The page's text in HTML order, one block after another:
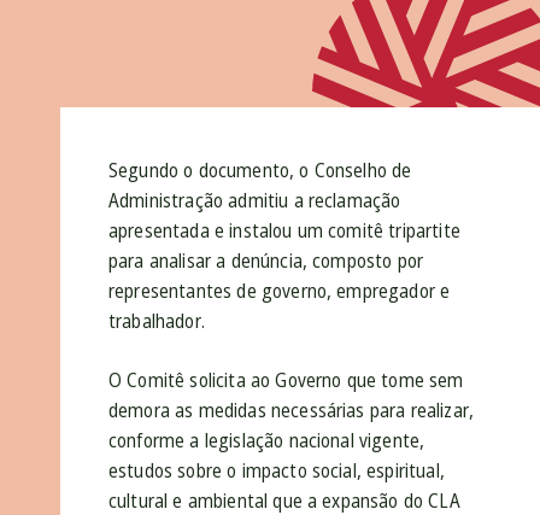
Segundo o documento, o Conselho de
Administração admitiu a reclamação
apresentada e instalou um comitê tripartite
para analisar a denúncia, composto por
representantes de governo, empregador e
trabalhador.
O Comitê solicita ao Governo que tome sem
demora as medidas necessárias para realizar,
conforme a legislação nacional vigente,
estudos sobre o impacto social, espiritual,
cultural e ambiental que a expansão do CLA